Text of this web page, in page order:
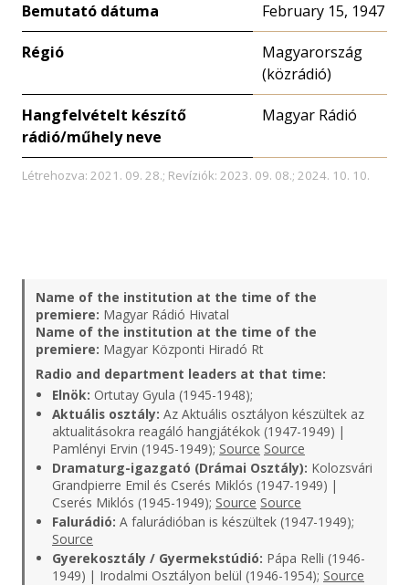
Bemutató dátuma February 15, 1947
Régió
Magyarország
(közrádió)
Hangfelvételt készítő
rádió/műhely neve
Magyar Rádió
Létrehozva: 2021. 09. 28.; Revíziók: 2023. 09. 08.; 2024. 10. 10.
Name of the institution at the time of the
premiere: Magyar Rádió Hivatal
Name of the institution at the time of the
premiere: Magyar Központi Hiradó Rt
Radio and department leaders at that time:
Elnök: Ortutay Gyula (1945-1948);
Aktuális osztály: Az Aktuális osztályon készültek az
aktualitásokra reagáló hangjátékok (1947-1949) |
Pamlényi Ervin (1945-1949); Source Source
Dramaturg-igazgató (Drámai Osztály): Kolozsvári
Grandpierre Emil és Cserés Miklós (1947-1949) |
Cserés Miklós (1945-1949); Source Source
Falurádió: A falurádióban is készültek (1947-1949);
Source
Gyerekosztály / Gyermekstúdió: Pápa Relli (1946-
1949) | Irodalmi Osztályon belül (1946-1954); Source